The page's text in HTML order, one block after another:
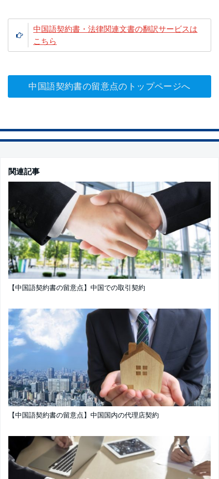
中国語契約書・法律関連文書の翻訳サービスは
こちら
中国語契約書の留意点のトップページへ
関連記事
【中国語契約書の留意点】中国での取引契約
【中国語契約書の留意点】中国国内の代理店契約